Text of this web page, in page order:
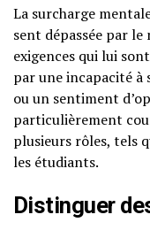
La surcharge
sent dépassée par
exigences qui lui
par une incapacité à
ou un sentiment
particulièrement
plusieurs rôles, tels
les étudiants.
Distinguer